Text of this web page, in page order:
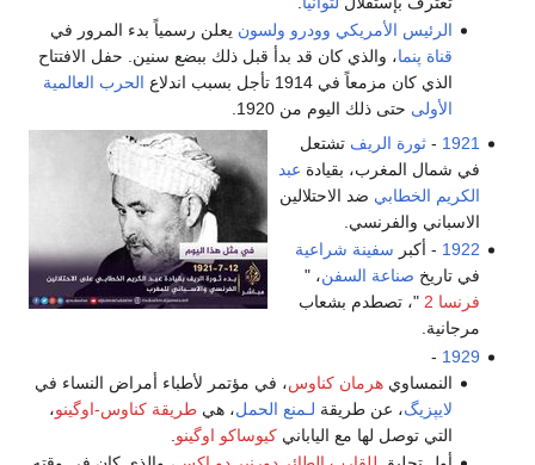
الرئيس الأمريكي وودرو ولسون يعلن رسمياً بدء المرور في
قناة پنما، والذي كان قد بدأ قبل ذلك ببضع سنين. حفل الافتتاح
الذي كان مزمعاً في 1914 تأجل بسبب اندلاع
الحرب العالمية
الأولى حتى ذلك اليوم من 1920.
1921
-ثورة الريف تشتعل
في شمال المغرب، بقيادة عبد
الكريم الخطابي ضد الاحتلالين
الاسباني والفرنسي.
1922 - أكبر سفينة شراعية
في تاريخ صناعة السفن، "
فرنسا 2
"، تصطدم بشعاب
مرجانية.
1929
-
النمساوي هرمان كناوس، في مؤتمر لأطباء أمراض النساء في
لايپزيگ، عن طريقة لـمنع الحمل، هي طريقة كناوس-اوگينو،
التي توصل لها مع الياباني كيوساكو اوگينو